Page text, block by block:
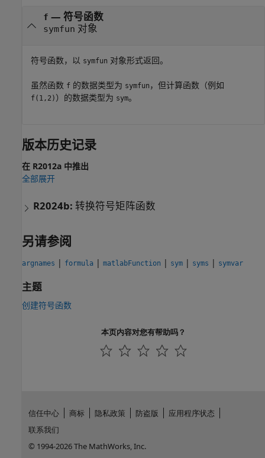
f — 符号函数
symfun 对象
符号函数，以 symfun 对象形式返回。
虽然函数 f 的数据类型为 symfun ，但计算函数（例如
f(1,2) ）的数据类型为 sym。
版本历史记录
在 R2012a 中推出
全部展开
R2024b:转换符号矩阵函数
另请参阅
argnames | formula | matlabFunction | sym | syms | symvar
主题
创建符号函数
本页内容对您有帮助吗？
信任中心 商标 隐私政策 防盗版
应用程序状态
联系我们
© 1994-2026 The MathWorks, Inc.